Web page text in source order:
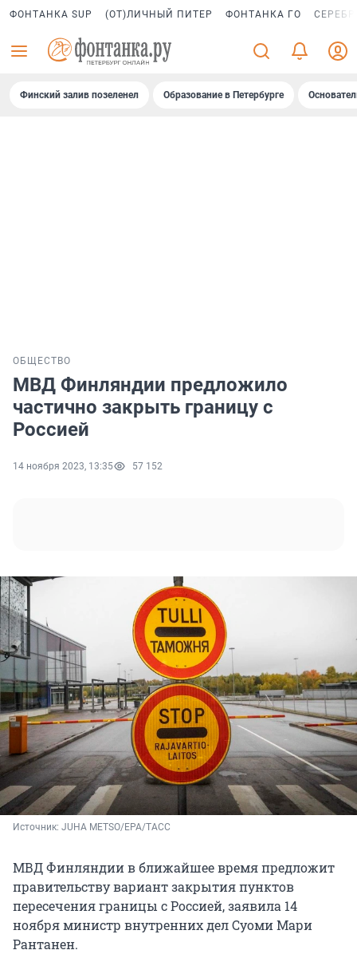
ФОНТАНКА SUP (ОТ)ЛИЧНЫЙ ПИТЕР ФОНТАНКА ГО
Финский залив позеленел Образование в Петербурге
ОБЩЕСТВО
МВД Финляндии предложило
частично закрыть границу с
Россией
14 ноября 2023, 13:35 57 152
Источник: JUHA METSO/EPA/ТАСС
МВД Финляндии в ближайшее время предложит
правительству вариант закрытия пунктов
пересечения границы с Россией, заявила 14
ноября министр внутренних дел Суоми Мари
Рантанен.